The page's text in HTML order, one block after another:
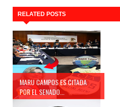
RELATED POSTS
MARU CAMPOS ES CITADA
POR EL SENADO...